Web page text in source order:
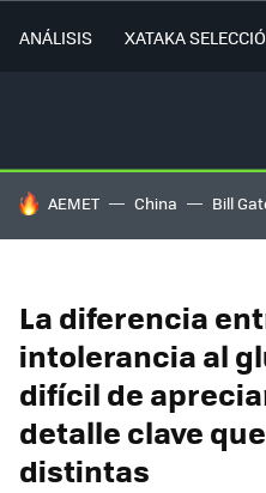
ANÁLISIS XATAKA
HOY SE HABLA DE
AEMET China Bill
La diferencia
intolerancia al
difícil de
detalle clave
distintas